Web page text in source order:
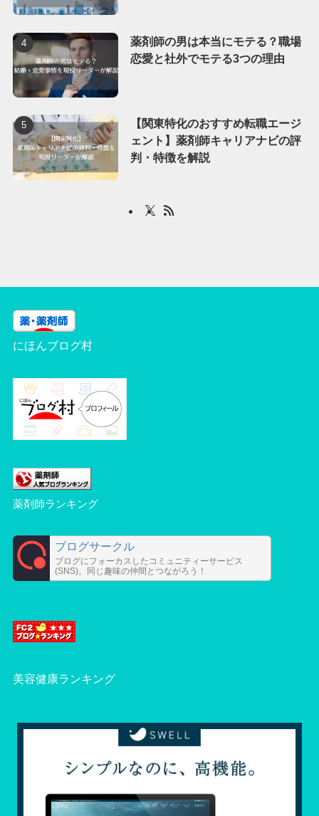
薬剤師の男は本当にモテる？職場
恋愛と社外でモテる3つの理由
【関東特化のおすすめ転職エージ
ェント】薬剤師キャリアナビの評
判・特徴を解説
にほんブログ村
薬剤師ランキング
ブログサークル
ブログにフォーカスしたコミュニティーサービス
(SNS)。同じ趣味の仲間とつながろう！
美容健康ランキング